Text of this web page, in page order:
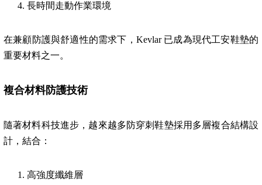
長時間走動作業環境
在兼顧防護與舒適性的需求下，Kevlar 已成為現代工安鞋墊的
重要材料之一。
複合材料防護技術
隨著材料科技進步，越來越多防穿刺鞋墊採用多層複合結構設
計，結合：
高強度纖維層